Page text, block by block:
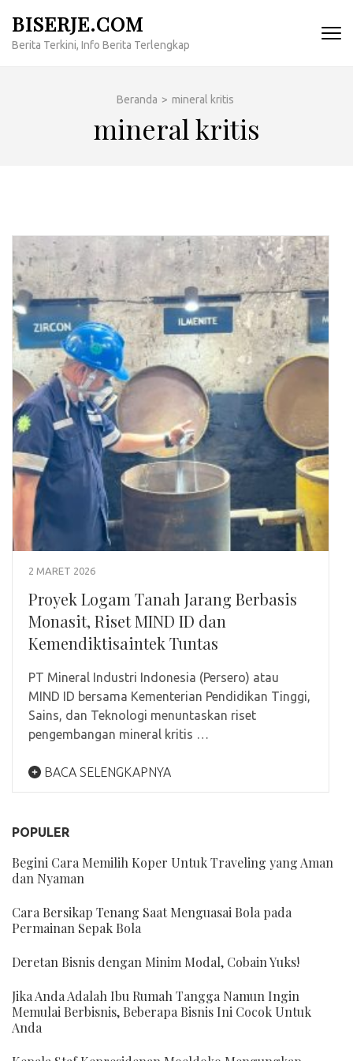
konten
BISERJE.COM
Berita Terkini, Info Berita Terlengkap
Beranda > mineral kritis
mineral kritis
2 MARET 2026
Proyek Logam Tanah Jarang Berbasis
Monasit, Riset MIND ID dan
Kemendiktisaintek Tuntas
PT Mineral Industri Indonesia (Persero) atau
MIND ID bersama Kementerian Pendidikan Tinggi,
Sains, dan Teknologi menuntaskan riset
pengembangan mineral kritis …
BACA SELENGKAPNYA
POPULER
Begini Cara Memilih Koper Untuk Traveling yang Aman
dan Nyaman
Cara Bersikap Tenang Saat Menguasai Bola pada
Permainan Sepak Bola
Deretan Bisnis dengan Minim Modal, Cobain Yuks!
Jika Anda Adalah Ibu Rumah Tangga Namun Ingin
Memulai Berbisnis, Beberapa Bisnis Ini Cocok Untuk
Anda